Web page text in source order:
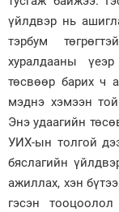
үйлдвэр нь
тэрбум
хуралдааны
төсвөөр барих ч
мэднэ хэмээн
Энэ удаагийн
УИХ-ын толгой
бяслагийн
ажиллах, хэн
гэсэн